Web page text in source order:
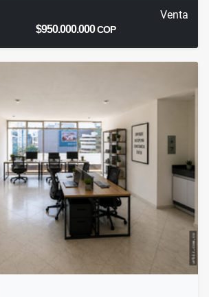
Venta
$950.000.000COP